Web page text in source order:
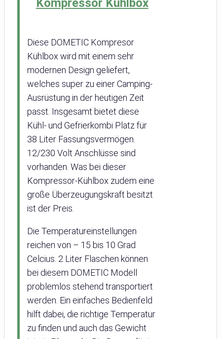
Kompressor Kühlbox
Diese DOMETIC Kompresor
Kühlbox wird mit einem sehr
modernen Design geliefert,
welches super zu einer Camping-
Ausrüstung in der heutigen Zeit
passt. Insgesamt bietet diese
Kühl- und Gefrierkombi Platz für
38 Liter Fassungsvermögen.
12/230 Volt Anschlüsse sind
vorhanden. Was bei dieser
Kompressor-Kühlbox zudem eine
große Überzeugungskraft besitzt
ist der Preis.
Die Temperatureinstellungen
reichen von – 15 bis 10 Grad
Celcius. 2 Liter Flaschen können
bei diesem DOMETIC Modell
problemlos stehend transportiert
werden. Ein einfaches Bedienfeld
hilft dabei, die richtige Temperatur
zu finden und auch das Gewicht